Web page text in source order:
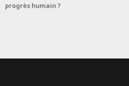
progrès humain ?